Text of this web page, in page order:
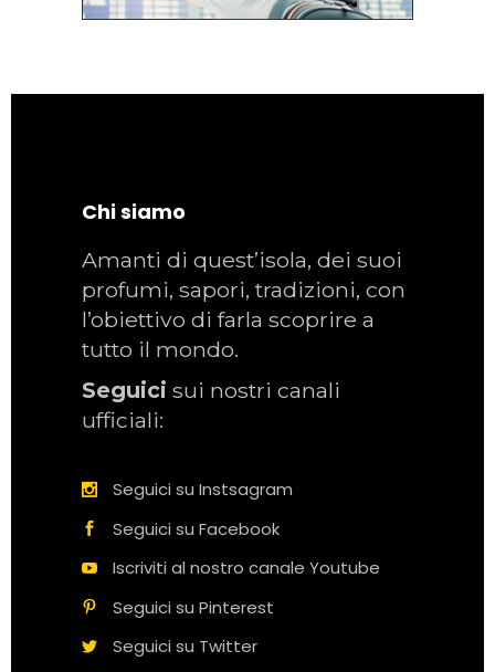
Chi siamo
Amanti di quest’isola, dei suoi
profumi, sapori, tradizioni, con
l’obiettivo di farla scoprire a
tutto il mondo.
Seguici sui nostri canali
ufficiali:
Seguici su Instsagram
Seguici su Facebook
Iscriviti al nostro canale Youtube
Seguici su Pinterest
Seguici su Twitter